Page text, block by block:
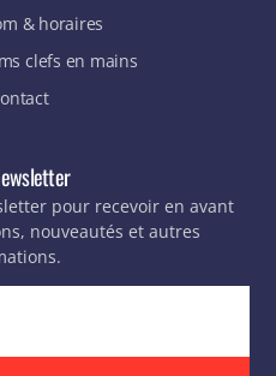
& horaires
clefs en mains
pour recevoir en avant
nouveautés et autres